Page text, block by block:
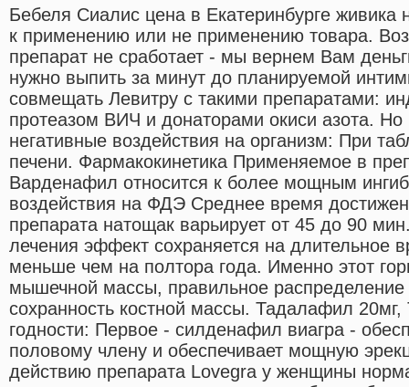
Бебеля Сиалис цена в Екатеринбурге живика
к применению или не применению товара.
препарат не сработает - мы вернем Вам
нужно выпить за минут до планируемой
совмещать Левитру с такими препаратами:
протеазом ВИЧ и донаторами окиси азота. Но
негативные воздействия на организм: При
печени. Фармакокинетика Применяемое в
Варденафил относится к более мощным
воздействия на ФДЭ Среднее время
препарата натощак варьирует от 45 до 90
лечения эффект сохраняется на длительное
меньше чем на полтора года. Именно этот
мышечной массы, правильное распределение
сохранность костной массы. Тадалафил
годности: Первое - силденафил виагра -
половому члену и обеспечивает мощную
действию препарата Lovegra у женщины